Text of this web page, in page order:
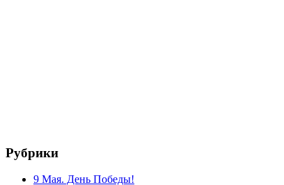
Рубрики
9 Мая. День Победы!